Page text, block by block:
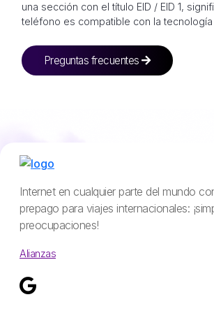
una sección con el título EID / EID 1,
teléfono es compatible con la tecnología
Preguntas frecuentes
Internet en cualquier parte del mundo
prepago para viajes internacionales:
preocupaciones!
Alianzas